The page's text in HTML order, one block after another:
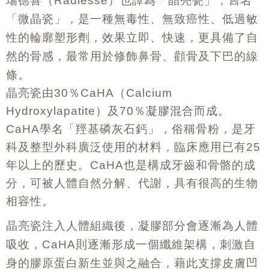
「微晶瓷」，是一種無毒性、無致癌性、低過敏
性的輪廓塑形劑，效果立即、快速，更具備了自
然的骨感，最常用於修飾鼻骨、顴骨及下巴的線
條。
晶亮瓷由30 ％ CaHA （ Calcium
Hydroxylapatite ）及 70 ％凝膠混合而成。
CaHA學名「羥基磷灰石鈣」，俗稱骨粉，是牙
科及整型外科廣泛使用的材料，臨床應用已有25
年以上的歷史。 CaHA也是構成牙齒和骨骼的成
分，可被人體自然分解、代謝，具有很高的生物
相容性。
晶亮瓷注入人體組織後，凝膠部分會逐漸為人體
吸收， CaHA則逐漸形成一個纖維架構，刺激自
身的膠原蛋白新生並與之融合，藉此支撐皮膚凹